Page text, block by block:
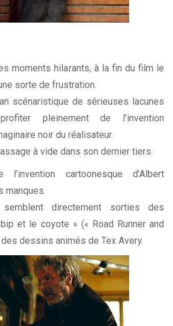
moments hilarants, à la fin du film le
sorte de frustration.
scénaristique de sérieuses lacunes
pleinement de l’invention
noir du réalisateur.
à vide dans son dernier tiers.
l’invention cartoonesque d’Albert
manques.
directement sorties des
et le coyote » (« Road Runner and
dessins animés de Tex Avery.